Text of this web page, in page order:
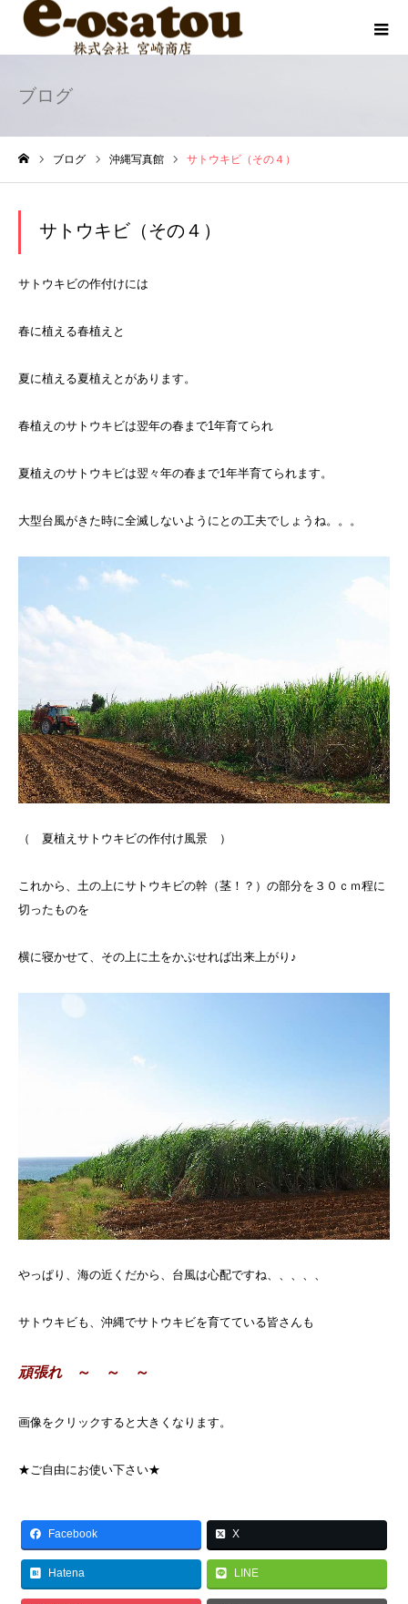
ブログ
ブログ 沖縄写真館 サトウキビ（その４）
サトウキビ（その４）
サトウキビの作付けには
春に植える春植えと
夏に植える夏植えとがあります。
春植えのサトウキビは翌年の春まで1年育てられ
夏植えのサトウキビは翌々年の春まで1年半育てられます。
大型台風がきた時に全滅しないようにとの工夫でしょうね。。。
（ 夏植えサトウキビの作付け風景 ）
これから、土の上にサトウキビの幹（茎！？）の部分を３０ｃｍ程に
切ったものを
横に寝かせて、その上に土をかぶせれば出来上がり♪
やっぱり、海の近くだから、台風は心配ですね、、、、、
サトウキビも、沖縄でサトウキビを育てている皆さんも
頑張れ ～ ～ ～
画像をクリックすると大きくなります。
★ご自由にお使い下さい★
Facebook X
Hatena LINE